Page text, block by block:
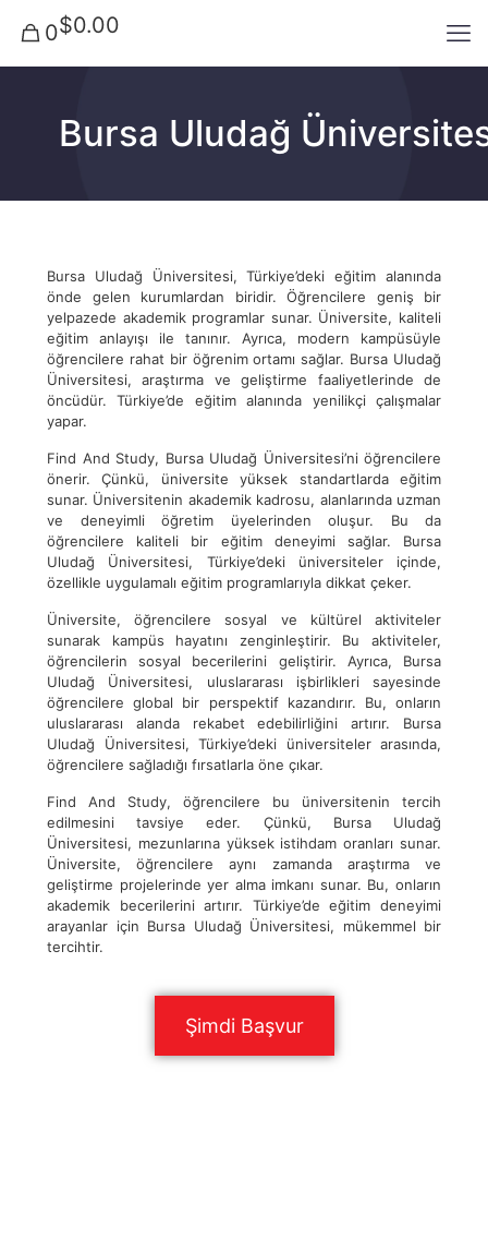
0$0.00
Bursa Uludağ
Bursa Uludağ Üniversitesi, Türkiye’deki eğitim alanında
önde gelen kurumlardan biridir. Öğrencilere geniş bir
yelpazede akademik programlar sunar. Üniversite, kaliteli
eğitim anlayışı ile tanınır. Ayrıca, modern kampüsüyle
öğrencilere rahat bir öğrenim ortamı sağlar. Bursa Uludağ
Üniversitesi, araştırma ve geliştirme faaliyetlerinde de
öncüdür. Türkiye’de eğitim alanında yenilikçi çalışmalar
yapar.
Find And Study, Bursa Uludağ Üniversitesi’ni öğrencilere
önerir. Çünkü, üniversite yüksek standartlarda eğitim
sunar. Üniversitenin akademik kadrosu, alanlarında uzman
ve deneyimli öğretim üyelerinden oluşur. Bu da
öğrencilere kaliteli bir eğitim deneyimi sağlar. Bursa
Uludağ Üniversitesi, Türkiye’deki üniversiteler içinde,
özellikle uygulamalı eğitim programlarıyla dikkat çeker.
Üniversite, öğrencilere sosyal ve kültürel aktiviteler
sunarak kampüs hayatını zenginleştirir. Bu aktiviteler,
öğrencilerin sosyal becerilerini geliştirir. Ayrıca, Bursa
Uludağ Üniversitesi, uluslararası işbirlikleri sayesinde
öğrencilere global bir perspektif kazandırır. Bu, onların
uluslararası alanda rekabet edebilirliğini artırır. Bursa
Uludağ Üniversitesi, Türkiye’deki üniversiteler arasında,
öğrencilere sağladığı fırsatlarla öne çıkar.
Find And Study, öğrencilere bu üniversitenin tercih
edilmesini tavsiye eder. Çünkü, Bursa Uludağ
Üniversitesi, mezunlarına yüksek istihdam oranları sunar.
Üniversite, öğrencilere aynı zamanda araştırma ve
geliştirme projelerinde yer alma imkanı sunar. Bu, onların
akademik becerilerini artırır. Türkiye’de eğitim deneyimi
arayanlar için Bursa Uludağ Üniversitesi, mükemmel bir
tercihtir.
Şimdi Başvur